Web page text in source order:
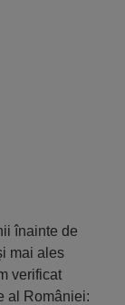
înainte de
mai ales
verificat
al României: